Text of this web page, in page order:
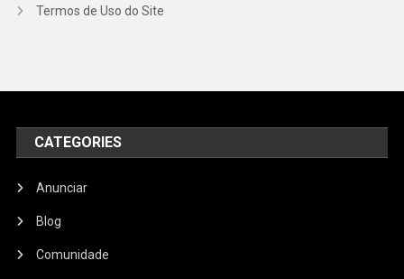
Termos de Uso do Site
CATEGORIES
Anunciar
Blog
Comunidade